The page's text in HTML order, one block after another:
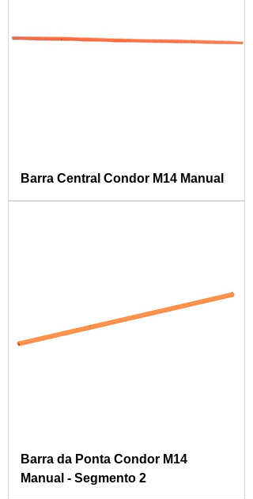
Barra Central Condor M14 Manual
Barra da Ponta Condor M14
Manual - Segmento 2